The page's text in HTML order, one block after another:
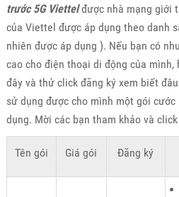
trước 5G Viettelđược nhà mạng giới
của Viettel được áp dụng theo danh
nhiên được áp dụng ). Nếu bạn có
cao cho điện thoại di động của
đây và thử click đăng ký xem biết
sử dụng được cho mình một gói
dụng. Mời các bạn tham khảo và
Tên gói Giá gói Đăng ký